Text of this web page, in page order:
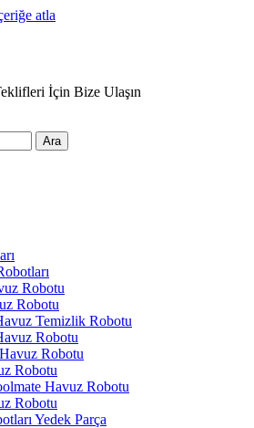
atla
İçin Bize Ulaşın
Ara
Robotu
Robotu
Temizlik Robotu
Robotu
Robotu
Robotu
Havuz Robotu
Robotu
Yedek Parça